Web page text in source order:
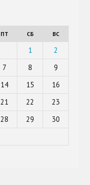
ПТ СБ ВС
1
2
7 8
9
14 15
16
21 22
23
28 29
30